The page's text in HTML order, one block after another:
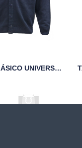
SUÉTER CLÁSICO UNIVERSITARIO UM MARINO